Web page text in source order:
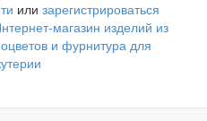
или зарегистрироваться